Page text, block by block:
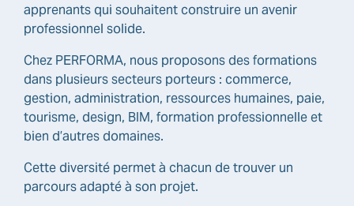
apprenants qui souhaitent construire un avenir
professionnel solide.
Chez PERFORMA, nous proposons des formations
dans plusieurs secteurs porteurs : commerce,
gestion, administration, ressources humaines, paie,
tourisme, design, BIM, formation professionnelle et
bien d’autres domaines.
Cette diversité permet à chacun de trouver un
parcours adapté à son projet.